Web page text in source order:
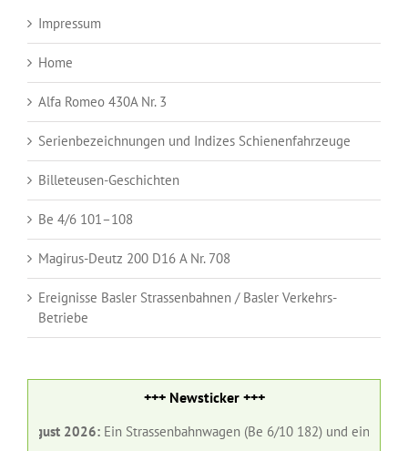
Impressum
Home
Alfa Romeo 430A Nr. 3
Serienbezeichnungen und Indizes Schienenfahrzeuge
Billeteusen-Geschichten
Be 4/6 101–108
Magirus-Deutz 200 D16 A Nr. 708
Ereignisse Basler Strassenbahnen / Basler Verkehrs-
Betriebe
+++ Newsticker +++
2026:Ein Strassenbahnwagen (Be 6/10 182) und ein